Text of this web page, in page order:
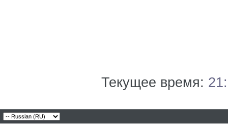
Текущее время: